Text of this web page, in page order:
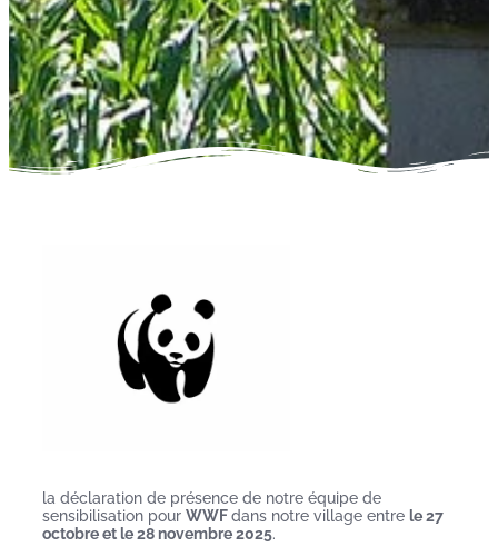
la déclaration de présence de notre équipe de
sensibilisation pour WWFdans notre village entre le 27
octobre et le 28 novembre 2025.